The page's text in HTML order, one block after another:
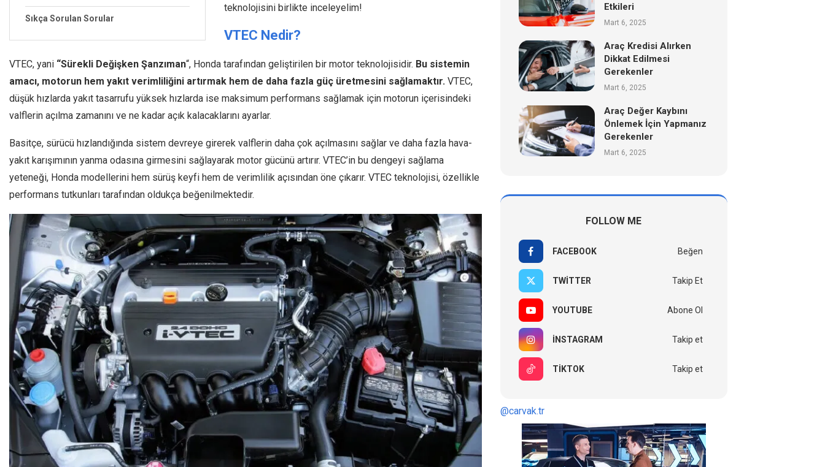
Sıkça Sorulan Sorular
teknolojisini birlikte inceleyelim!
VTEC Nedir?
VTEC, yani “Sürekli Değişken Şanzıman“, Honda tarafından geliştirilen bir motor teknolojisidir. Bu sistemin
amacı, motorun hem yakıt verimliliğini artırmak hem de daha fazla güç üretmesini sağlamaktır. VTEC,
düşük hızlarda yakıt tasarrufu yüksek hızlarda ise maksimum performans sağlamak için motorun içerisindeki
valflerin açılma zamanını ve ne kadar açık kalacaklarını ayarlar.
Basitçe, sürücü hızlandığında sistem devreye girerek valflerin daha çok açılmasını sağlar ve daha fazla hava-
yakıt karışımının yanma odasına girmesini sağlayarak motor gücünü artırır. VTEC’in bu dengeyi sağlama
yeteneği, Honda modellerini hem sürüş keyfi hem de verimlilik açısından öne çıkarır. VTEC teknolojisi, özellikle
performans tutkunları tarafından oldukça beğenilmektedir.
Etkileri
Mart 6, 2025
Araç Kredisi Alırken
Dikkat Edilmesi
Gerekenler
Mart 6, 2025
Araç Değer Kaybını
Önlemek İçin Yapmanız
Gerekenler
Mart 6, 2025
FOLLOW ME
FACEBOOK Beğen
TWITTER Takip Et
YOUTUBE Abone Ol
INSTAGRAM Takip et
TIKTOK Takip et
@carvak.tr